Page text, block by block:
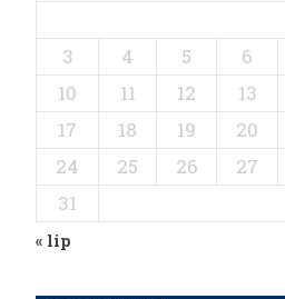
3
4 5 6
10
11 12 13
17
18 19 20
24
25 26 27
31
« lip